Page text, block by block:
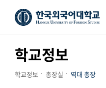
학교정보
학교정보 총장실 역대 총장